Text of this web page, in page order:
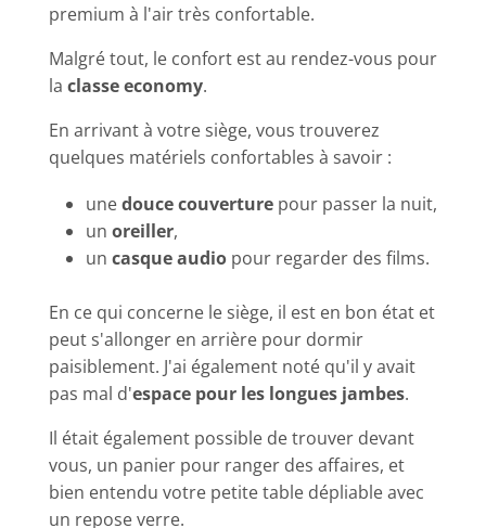
premium à l'air très confortable.
Malgré tout, le confort est au rendez-vous pour
la classe economy.
En arrivant à votre siège, vous trouverez
quelques matériels confortables à savoir :
unedouce couverturepour passer la nuit,
un oreiller,
un casque audiopour regarder des films.
En ce qui concerne le siège, il est en bon état et
peut s'allonger en arrière pour dormir
paisiblement. J'ai également noté qu'il y avait
pas mal d'espace pour les longues jambes.
Il était également possible de trouver devant
vous, un panier pour ranger des affaires, et
bien entendu votre petite table dépliable avec
un repose verre.